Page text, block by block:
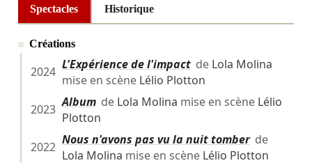
Spectacles Historique
Créations
2024 L'Expérience de l'impactde Lola Molina
mise en scène Lélio Plotton
2023 Albumde Lola Molina mise en scène Lélio
Plotton
2022 Nous n'avons pas vu la nuit tomberde
Lola Molina mise en scène Lélio Plotton